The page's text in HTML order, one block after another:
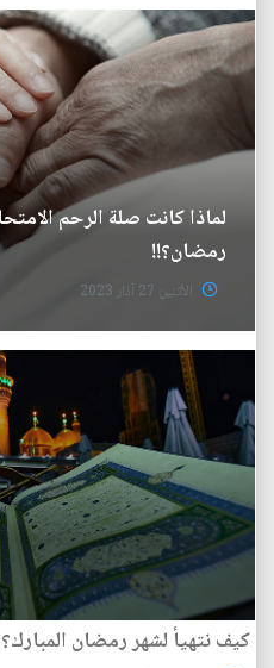
لماذا كانت صلة الرحم
رمضان؟!!
الأثنين 27 آذار 2023
كيف نتهيأ لشهر رمضان المبارك؟